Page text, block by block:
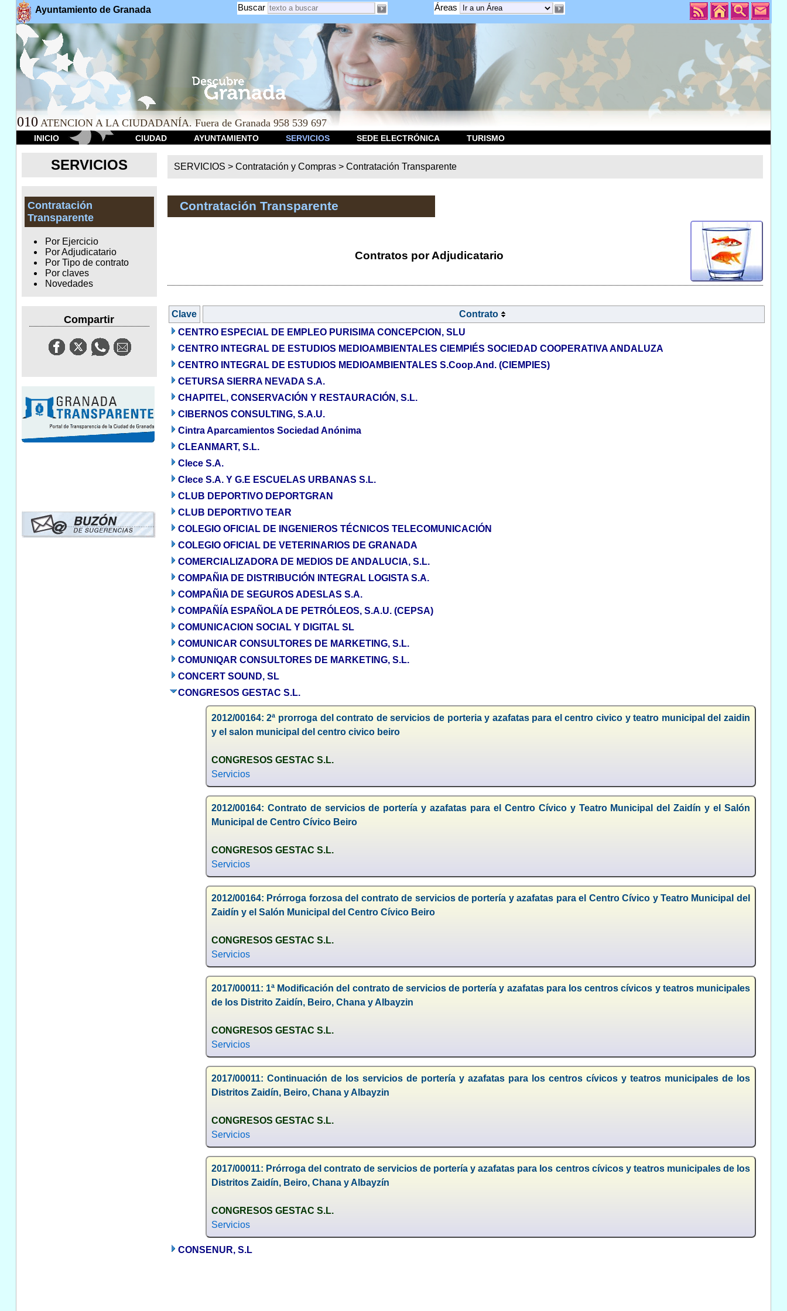
Ayuntamiento de Granada Áreas
Buscar
010 ATENCION A LA CIUDADANÍA. Fuera de Granada 958 539 697
INICIO CIUDAD AYUNTAMIENTO SERVICIOS SEDE ELECTRÓNICA TURISMO
SERVICIOS
Contratación
Transparente
Por Ejercicio
Por Adjudicatario
Por Tipo de contrato
Por claves
Novedades
Compartir
SERVICIOS >Contratación y Compras >Contratación Transparente
Contratación Transparente
Contratos por Adjudicatario
Clave
Contrato
CENTRO ESPECIAL DE EMPLEO PURISIMA CONCEPCION, SLU
CENTRO INTEGRAL DE ESTUDIOS MEDIOAMBIENTALES CIEMPIÉS SOCIEDAD COOPERATIVA ANDALUZA
CENTRO INTEGRAL DE ESTUDIOS MEDIOAMBIENTALES S.Coop.And. (CIEMPIES)
CETURSA SIERRA NEVADA S.A.
CHAPITEL, CONSERVACIÓN Y RESTAURACIÓN, S.L.
CIBERNOS CONSULTING, S.A.U.
Cintra Aparcamientos Sociedad Anónima
CLEANMART, S.L.
Clece S.A.
Clece S.A. Y G.E ESCUELAS URBANAS S.L.
CLUB DEPORTIVO DEPORTGRAN
CLUB DEPORTIVO TEAR
COLEGIO OFICIAL DE INGENIEROS TÉCNICOS TELECOMUNICACIÓN
COLEGIO OFICIAL DE VETERINARIOS DE GRANADA
COMERCIALIZADORA DE MEDIOS DE ANDALUCIA, S.L.
COMPAÑIA DE DISTRIBUCIÓN INTEGRAL LOGISTA S.A.
COMPAÑIA DE SEGUROS ADESLAS S.A.
COMPAÑÍA ESPAÑOLA DE PETRÓLEOS, S.A.U. (CEPSA)
COMUNICACION SOCIAL Y DIGITAL SL
COMUNICAR CONSULTORES DE MARKETING, S.L.
COMUNIQAR CONSULTORES DE MARKETING, S.L.
CONCERT SOUND, SL
CONGRESOS GESTAC S.L.
2012/00164: 2ª prorroga del contrato de servicios de porteria y azafatas para el centro civico y teatro municipal del zaidin
y el salon municipal del centro civico beiro
CONGRESOS GESTAC S.L.
Servicios
2012/00164: Contrato de servicios de portería y azafatas para el Centro Cívico y Teatro Municipal del Zaidín y el Salón
Municipal de Centro Cívico Beiro
CONGRESOS GESTAC S.L.
Servicios
2012/00164: Prórroga forzosa del contrato de servicios de portería y azafatas para el Centro Cívico y Teatro Municipal del
Zaidín y el Salón Municipal del Centro Cívico Beiro
CONGRESOS GESTAC S.L.
Servicios
2017/00011: 1ª Modificación del contrato de servicios de portería y azafatas para los centros cívicos y teatros municipales
de los Distrito Zaidín, Beiro, Chana y Albayzin
CONGRESOS GESTAC S.L.
Servicios
2017/00011: Continuación de los servicios de portería y azafatas para los centros cívicos y teatros municipales de los
Distritos Zaidín, Beiro, Chana y Albayzin
CONGRESOS GESTAC S.L.
Servicios
2017/00011: Prórroga del contrato de servicios de portería y azafatas para los centros cívicos y teatros municipales de los
Distritos Zaidín, Beiro, Chana y Albayzín
CONGRESOS GESTAC S.L.
Servicios
CONSENUR, S.L